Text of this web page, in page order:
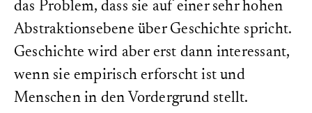
das Problem, dass sie auf einer sehr hohen
Abstraktionsebene über Geschichte spricht.
Geschichte wird aber erst dann interessant,
wenn sie empirisch erforscht ist und
Menschen in den Vordergrund stellt.